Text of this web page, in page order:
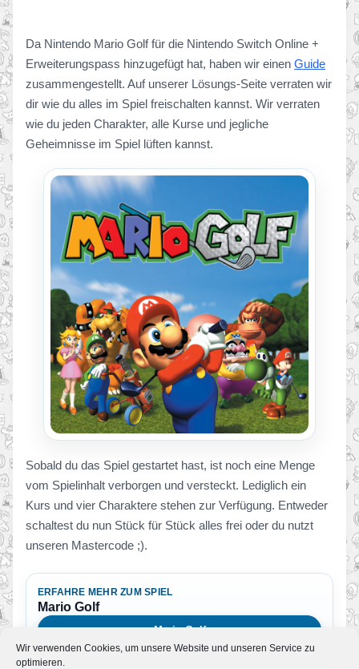
Wir verwenden Cookies, um unsere Website und unseren Service zu
optimieren.
Da Nintendo Mario Golf für die Nintendo Switch Online +
Erweiterungspass hinzugefügt hat, haben wir einen Guide
zusammengestellt. Auf unserer Lösungs-Seite verraten wir
dir wie du alles im Spiel freischalten kannst. Wir verraten
wie du jeden Charakter, alle Kurse und jegliche
Geheimnisse im Spiel lüften kannst.
Sobald du das Spiel gestartet hast, ist noch eine Menge
vom Spielinhalt verborgen und versteckt. Lediglich ein
Kurs und vier Charaktere stehen zur Verfügung. Entweder
schaltest du nun Stück für Stück alles frei oder du nutzt
unseren Mastercode ;).
ERFAHRE MEHR ZUM SPIEL
Mario Golf
Mario Golf